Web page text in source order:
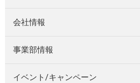
会社情報
事業部情報
イベント/キャンペーン